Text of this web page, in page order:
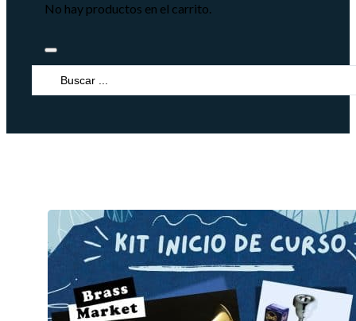
No hay productos en el carrito.
Search
...